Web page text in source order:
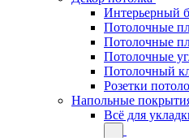
Интерьерный
Потолочные
Потолочные
Потолочные
Потолочный
Розетки
Напольные
Всё для